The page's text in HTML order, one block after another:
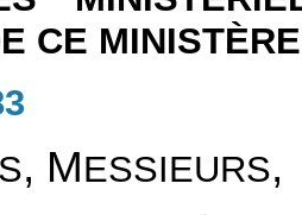
CE MINISTÈRE
, MESSIEURS,